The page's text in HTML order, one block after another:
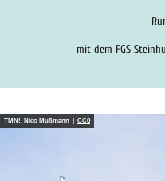
mit dem FGS
TMN!, Nico Mußmann | CC0